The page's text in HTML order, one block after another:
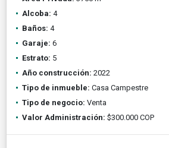
Alcoba: 4
Baños: 4
Garaje: 6
Estrato: 5
Año construcción: 2022
Tipo de inmueble: Casa Campestre
Tipo de negocio: Venta
Valor Administración: $300.000 COP